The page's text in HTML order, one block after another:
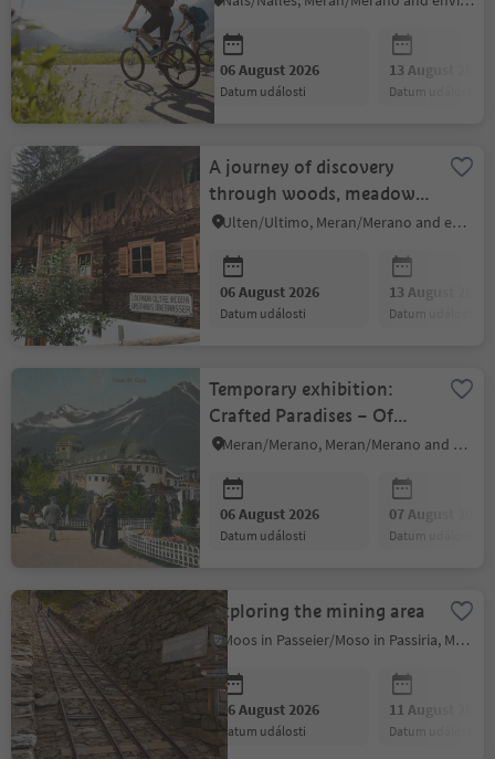
06 August 2026
datum události
13 August 2026
datum události
A journey of discovery
through woods, meadows
and streams
Ulten/Ultimo, Meran/Merano and environs
06 August 2026
datum události
13 August 2026
datum události
Temporary exhibition:
Crafted Paradises – Of
People and Gardens
Meran/Merano, Meran/Merano and environs
06 August 2026
datum události
07 August 2026
datum události
Exploring the mining area
Moos in Passeier/Moso in Passiria, Meran/Merano and environs
06 August 2026
datum události
11 August 2026
datum události